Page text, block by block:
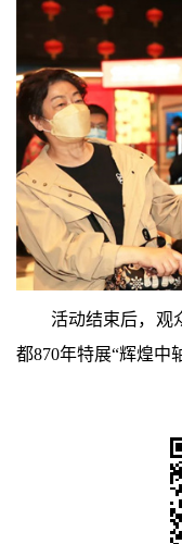
活动结束后，观
都870年特展“辉煌中